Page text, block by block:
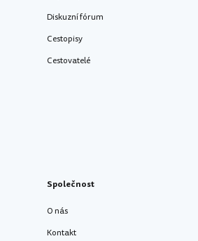
Diskuzní fórum
Cestopisy
Cestovatelé
Společnost
O nás
Kontakt